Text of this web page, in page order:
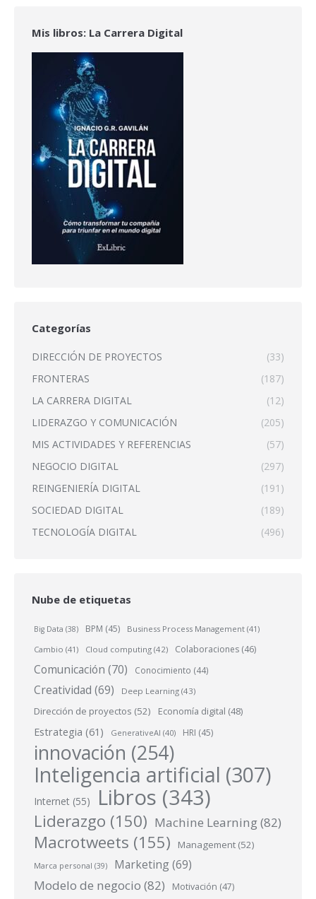
Mis libros: La Carrera Digital
Categorías
DIRECCIÓN DE PROYECTOS
(33)
FRONTERAS
(187)
LA CARRERA DIGITAL
(12)
LIDERAZGO Y COMUNICACIÓN
(205)
MIS ACTIVIDADES Y REFERENCIAS
(57)
NEGOCIO DIGITAL
(297)
REINGENIERÍA DIGITAL
(191)
SOCIEDAD DIGITAL
(189)
TECNOLOGÍA DIGITAL
(496)
Nube de etiquetas
Big Data (38) BPM (45) Business Process Management (41)
Cambio (41) Cloud computing (42) Colaboraciones (46)
Comunicación (70) Conocimiento (44)
Creatividad (69) Deep Learning (43)
Dirección de proyectos (52) Economía digital (48)
Estrategia (61) GenerativeAI (40) HRI (45)
innovación (254)
Inteligencia artificial (307)
Internet (55) Libros (343)
Liderazgo (150) Machine Learning(82)
Macrotweets (155) Management (52)
Marca personal (39) Marketing (69)
Modelo de negocio (82) Motivación (47)